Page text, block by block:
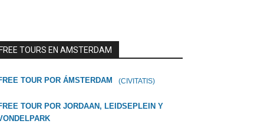
TOURS EN AMSTERDAM
TOUR POR ÁMSTERDAM (CIVITATIS)
TOUR POR JORDAAN, LEIDSEPLEIN Y